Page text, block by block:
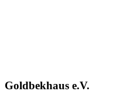
Goldbekhaus e.V.